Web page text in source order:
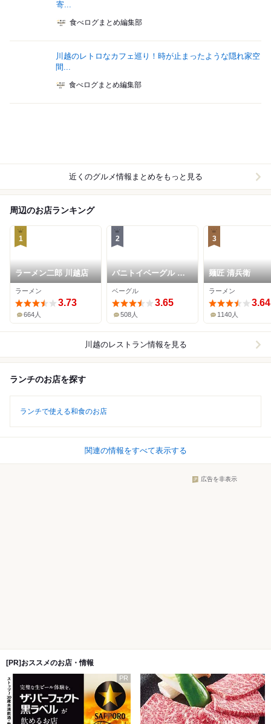
寄...
食べログまとめ編集部
川越のレトロなカフェ巡り！時が止まったような隠れ家空
間...
食べログまとめ編集部
近くのグルメ情報まとめをもっと見る
周辺のお店ランキング
1
ラーメン二郎 川越店
ラーメン
3.73
664人
2
バニトイベーグル 川
越店
ベーグル
3.65
508人
3
麺匠 清兵衛
ラーメン
3.64
1140人
川越のレストラン情報を見る
ランチのお店を探す
ランチで使える和食のお店
関連の情報をすべて表示する
広告を非表示
[PR]おススメのお店・情報
PR